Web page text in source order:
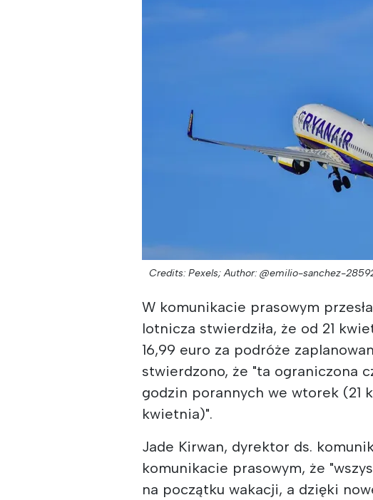
Credits: Pexels; Author: @emilio-sanchez-
W komunikacie prasowym
lotnicza stwierdziła, że od 21
16,99 euro za podróże
stwierdzono, że "ta ograniczona
godzin porannych we wtorek (21
kwietnia)".
Jade Kirwan, dyrektor ds.
komunikacie prasowym, że
na początku wakacji, a dzięki